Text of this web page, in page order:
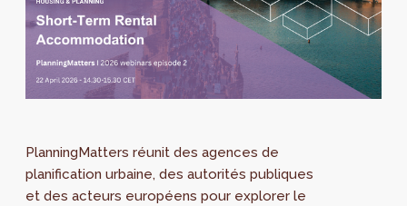
PlanningMatters réunit des agences de
planification urbaine, des autorités publiques
et des acteurs européens pour explorer le